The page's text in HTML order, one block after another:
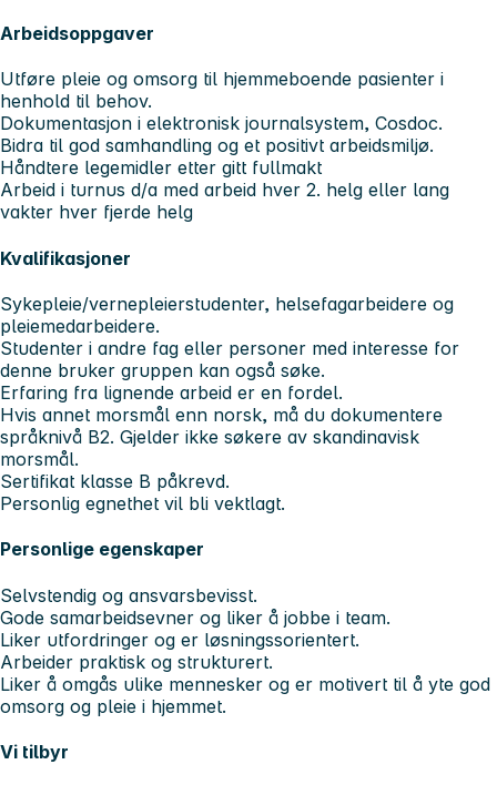
Arbeidsoppgaver
Utføre pleie og omsorg til hjemmeboende pasienter i
henhold til behov.
Dokumentasjon i elektronisk journalsystem, Cosdoc.
Bidra til god samhandling og et positivt arbeidsmiljø.
Håndtere legemidler etter gitt fullmakt
Arbeid i turnus d/a med arbeid hver 2. helg eller lang
vakter hver fjerde helg
Kvalifikasjoner
Sykepleie/vernepleierstudenter, helsefagarbeidere og
pleiemedarbeidere.
Studenter i andre fag eller personer med interesse for
denne bruker gruppen kan også søke.
Erfaring fra lignende arbeid er en fordel.
Hvis annet morsmål enn norsk, må du dokumentere
språknivå B2. Gjelder ikke søkere av skandinavisk
morsmål.
Sertifikat klasse B påkrevd.
Personlig egnethet vil bli vektlagt.
Personlige egenskaper
Selvstendig og ansvarsbevisst.
Gode samarbeidsevner og liker å jobbe i team.
Liker utfordringer og er løsningssorientert.
Arbeider praktisk og strukturert.
Liker å omgås ulike mennesker og er motivert til å yte god
omsorg og pleie i hjemmet.
Vi tilbyr